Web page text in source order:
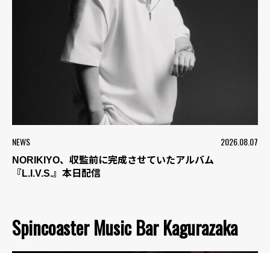
NEWS 2026.08.07
NORIKIYO、収監前に完成させていたアルバム
『L.I.V.S.』本日配信
Spincoaster Music Bar Kagurazaka